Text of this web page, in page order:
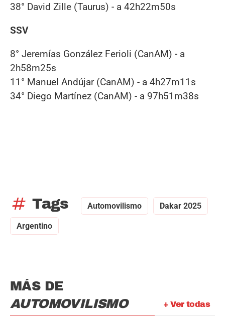
38° David Zille (Taurus) - a 42h22m50s
SSV
8° Jeremías González Ferioli (CanAM) - a
2h58m25s
11° Manuel Andújar (CanAM) - a 4h27m11s
34° Diego Martínez (CanAM) - a 97h51m38s
tag Tags Automovilismo Dakar 2025
Argentino
+ Ver todas
MÁS DE
AUTOMOVILISMO